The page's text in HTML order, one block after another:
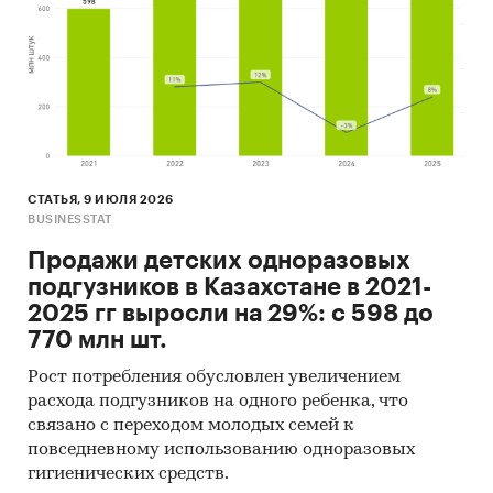
Источники информации:
Базы данных государственных органов
Министерства финансов РК
торговли
Открытые источники (сайты, порталы)
Отчетность эмитентов Казахстана
Сайты компаний
Архивы СМИ
Региональные и федеральные СМИ
СТАТЬЯ, 9 ИЮЛЯ 2026
BUSINESSTAT
Продажи детских одноразовых
подгузников в Казахстане в 2021-
2025 гг выросли на 29%: с 598 до
770 млн шт.
Рост потребления обусловлен увеличением
расхода подгузников на одного ребенка, что
связано с переходом молодых семей к
повседневному использованию одноразовых
гигиенических средств.